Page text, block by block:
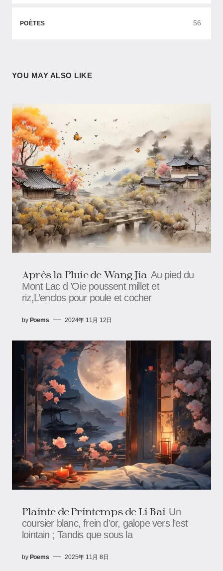
POÈTES 56
YOU MAY ALSO LIKE
Après la Pluie de Wang Jia Au pied du
Mont Lac d ’Oie poussent millet et
riz,L’enclos pour poule et cocher
by Poems 2024年 11月 12日
Plainte de Printemps de Li Bai Un
coursier blanc, frein d’or, galope vers l’est
lointain ; Tandis que sous la
by Poems 2025年 11月 8日